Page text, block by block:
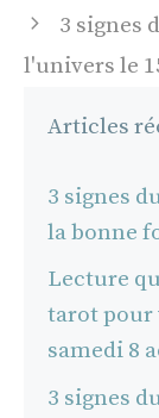
3 signes
l'univers le
Articles
3 signes
la bonne
Lecture
tarot pour
samedi 8
3 signes